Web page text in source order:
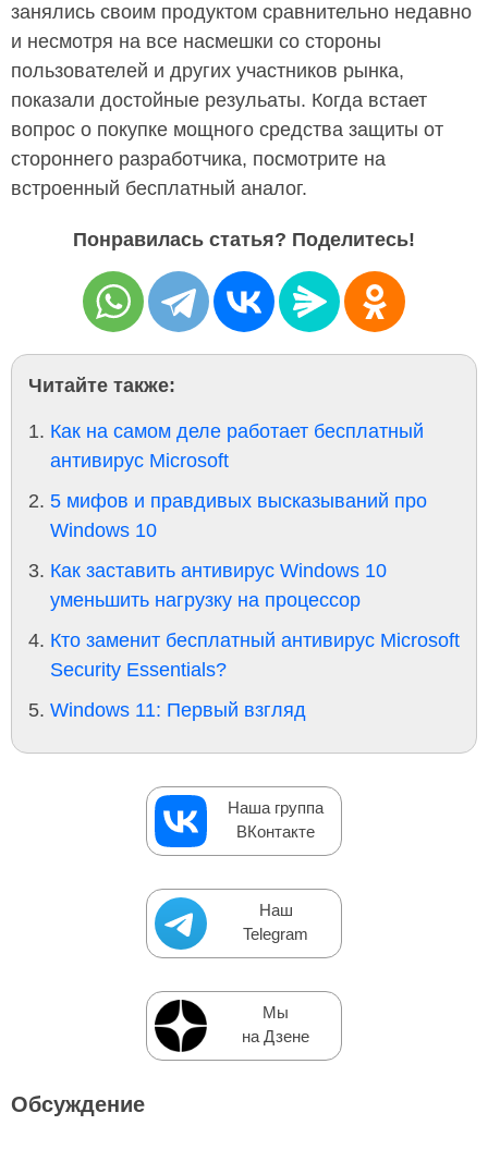
занялись своим продуктом сравнительно недавно
и несмотря на все насмешки со стороны
пользователей и других участников рынка,
показали достойные резульаты. Когда встает
вопрос о покупке мощного средства защиты от
стороннего разработчика, посмотрите на
встроенный бесплатный аналог.
Понравилась статья? Поделитесь!
Читайте также:
Как на самом деле работает бесплатный
антивирус Microsoft
5 мифов и правдивых высказываний про
Windows 10
Как заставить антивирус Windows 10
уменьшить нагрузку на процессор
Кто заменит бесплатный антивирус Microsoft
Security Essentials?
Windows 11: Первый взгляд
Наша группа
ВКонтакте
Наш
Telegram
Мы
на Дзене
Обсуждение